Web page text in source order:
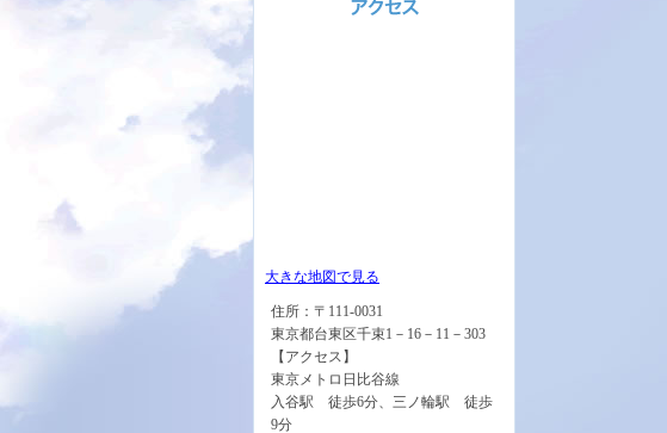
大きな地図で見る
住所：〒111-0031
東京都台東区千束1－16－11－303
【アクセス】
東京メトロ日比谷線
入谷駅 徒歩6分、三ノ輪駅 徒歩
9分